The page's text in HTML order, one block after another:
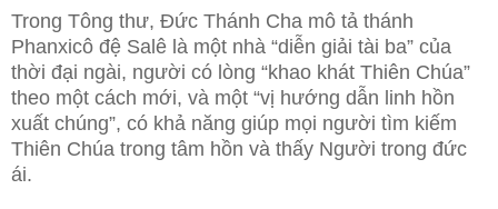
Trong Tông thư, Đức Thánh Cha mô tả thánh
Phanxicô đệ Salê là một nhà “diễn giải tài ba” của
thời đại ngài, người có lòng “khao khát Thiên Chúa”
theo một cách mới, và một “vị hướng dẫn linh hồn
xuất chúng”, có khả năng giúp mọi người tìm kiếm
Thiên Chúa trong tâm hồn và thấy Người trong đức
ái.